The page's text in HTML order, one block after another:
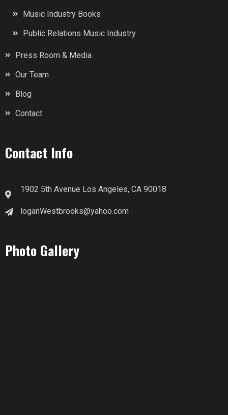
Music Industry Books
Public Relations Music Industry
Press Room & Media
Our Team
Blog
Contact
Contact Info
1902 5th Avenue Los Angeles, CA 90018
loganWestbrooks@yahoo.com
Photo Gallery